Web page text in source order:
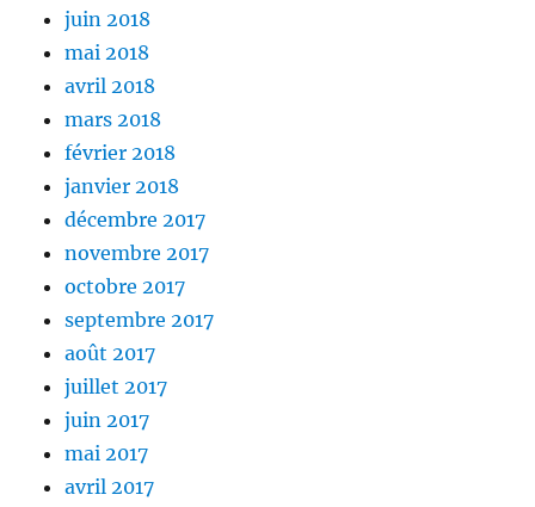
juin 2018
mai 2018
avril 2018
mars 2018
février 2018
janvier 2018
décembre 2017
novembre 2017
octobre 2017
septembre 2017
août 2017
juillet 2017
juin 2017
mai 2017
avril 2017